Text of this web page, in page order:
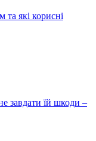
які корисні
завдати їй шкоди –